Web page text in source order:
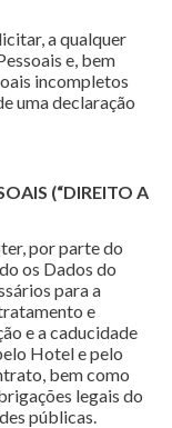
a qualquer
e, bem
incompletos
uma declaração
(“DIREITO A
por parte do
os Dados do
para a
e
e a caducidade
Hotel e pelo
bem como
legais do
públicas.